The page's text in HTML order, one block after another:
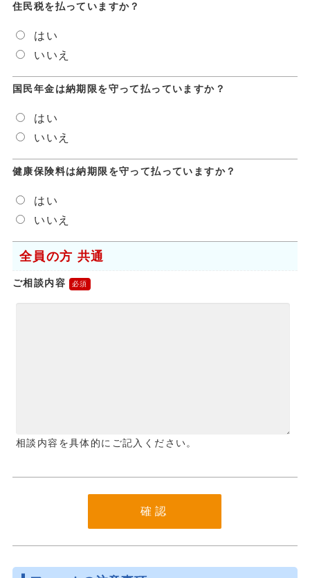
住民税を払っていますか？
はい
いいえ
国民年金は納期限を守って払っていますか？
はい
いいえ
健康保険料は納期限を守って払っていますか？
はい
いいえ
全員の方 共通
ご相談内容
相談内容を具体的にご記入ください。